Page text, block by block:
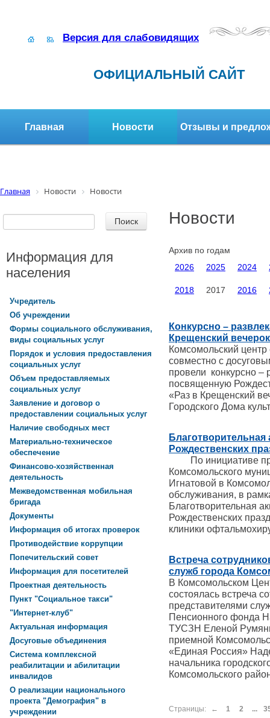
Версия для слабовидящих
ОФИЦИАЛЬНЫЙ САЙТ
Главная Новости Отзывы и
Главная Новости Новости
Новости
Архив по годам
2026
2025 2024
2018 2017 2016
Конкурсно –
Крещенский
Комсомольский
совместно с
провели конкурсно –
посвященную
«Раз в Крещенский
Городского Дома
Благотворительная
Рождественских
По инициативе
Комсомольского
Игнатовой в
обслуживания, в
Благотворительная
Рождественских
клиники
Встреча
служб города
В Комсомольском
состоялась встреча
представителями
Пенсионного фонда
ТУСЗН Еленой
приемной
«Единая Россия»
начальника
Комсомольского
Страницы: ← 1 2 ...
Информация для
населения
Учредитель
Об учреждении
Формы социального обслуживания,
виды социальных услуг
Порядок и условия предоставления
социальных услуг
Объем предоставляемых
социальных услуг
Заявление и договор о
предоставлении социальных услуг
Наличие свободных мест
Материально-техническое
обеспечение
Финансово-хозяйственная
деятельность
Межведомственная мобильная
бригада
Документы
Информация об итогах проверок
Противодействие коррупции
Попечительский совет
Информация для посетителей
Проектная деятельность
Пункт "Социальное такси"
"Интернет-клуб"
Актуальная информация
Досуговые объединения
Система комплексной
реабилитации и абилитации
инвалидов
О реализации национального
проекта "Демография" в
учреждении